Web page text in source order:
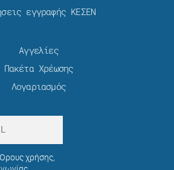
εγγραφής ΚΕΣΕΝ
Αγγελίες
Πακέτα Χρέωσης​
Λογαριασμός
χρήσης,